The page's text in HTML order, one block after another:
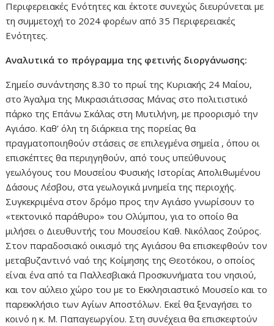
Περιφερειακές Ενότητες και έκτοτε συνεχώς διευρύνεται με
τη συμμετοχή το 2024 φορέων από 35 Περιφερειακές
Ενότητες.
Αναλυτικά το πρόγραμμα της φετινής διοργάνωσης:
Σημείο συνάντησης 8.30 το πρωί της Κυριακής 24 Μαίου,
στο Άγαλμα της Μικρασιάτισσας Μάνας στο πολιτιστικό
πάρκο της Επάνω Σκάλας στη Μυτιλήνη, με προορισμό την
Αγιάσο. Καθ’ όλη τη διάρκεια της πορείας θα
πραγματοποιηθούν στάσεις σε επιλεγμένα σημεία , όπου οι
επισκέπτες θα περιηγηθούν, από τους υπεύθυνους
γεωλόγους του Μουσείου Φυσικής Ιστορίας Απολιθωμένου
Δάσους Λέσβου, στα γεωλογικά μνημεία της περιοχής.
Συγκεκριμένα στον δρόμο προς την Αγιάσο γνωρίσουν το
«τεκτονικό παράθυρο» του Ολύμπου, για το οποίο θα
μιλήσει ο Διευθυντής του Μουσείου Καθ. Νικόλαος Ζούρος.
Στον παραδοσιακό οικισμό της Αγιάσου θα επισκεφθούν τον
μεταβυζαντινό ναό της Κοίμησης της Θεοτόκου, ο οποίος
είναι ένα από τα Παλλεσβιακά Προσκυνήματα του νησιού,
και τον αύλειο χώρο του με το Εκκλησιαστικό Μουσείο και το
παρεκκλήσιο των Αγίων Αποστόλων. Εκεί θα ξεναγήσει το
κοινό η κ. Μ. Παπαγεωργίου. Στη συνέχεια θα επισκεφτούν